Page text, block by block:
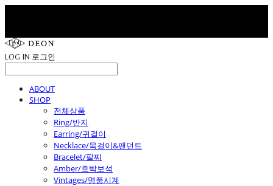
LOG IN 로그인
ABOUT
SHOP
전체상품
Ring/반지
Earring/귀걸이
Necklace/목걸이&팬던트
Bracelet/팔찌
Amber/호박보석
Vintages/명품시계